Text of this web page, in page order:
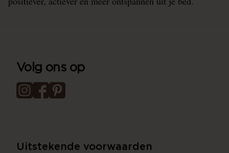
Volg ons op
Uitstekende voorwaarden